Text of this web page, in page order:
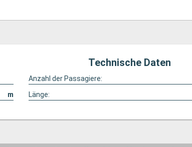
Technische Daten
Anzahl der Passagiere:
m Länge: